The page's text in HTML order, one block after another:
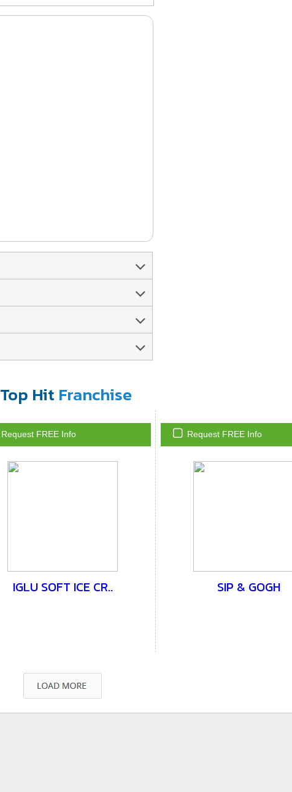
Top Hit Franchise
Request FREE Info
IGLU SOFT ICE CR..
Request FREE Info
SIP & GOGH